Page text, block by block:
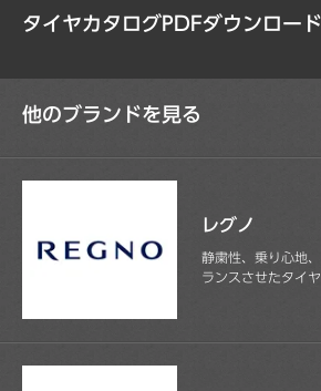
タイヤカタログPDFダウンロード
他のブランドを見る
レグノ
静粛性、乗り心地
ランスさせたタイ